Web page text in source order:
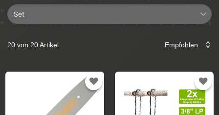
Hartmetall
Set
Führungsschiene
20 von 20 Artikel